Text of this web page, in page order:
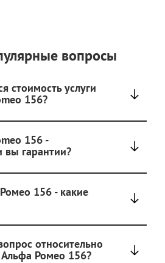
вопросы
стоимость услуги
156?
156 -
вы гарантии?
156 - какие
относительно
Альфа Ромео 156?